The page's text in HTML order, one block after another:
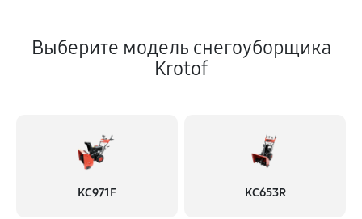
Выберите модель снегоуборщика
Krotof
KC971F KC653R